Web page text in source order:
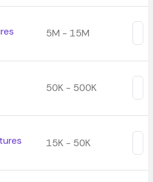
5M - 15M
50K - 500K
15K - 50K